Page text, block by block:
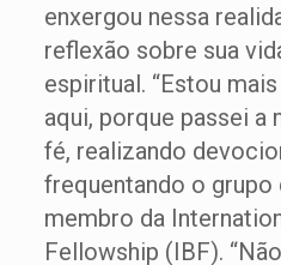
enxergou nessa
reflexão sobre sua
espiritual. “Estou
aqui, porque passei a
fé, realizando
frequentando o grupo
membro da
Fellowship (IBF).